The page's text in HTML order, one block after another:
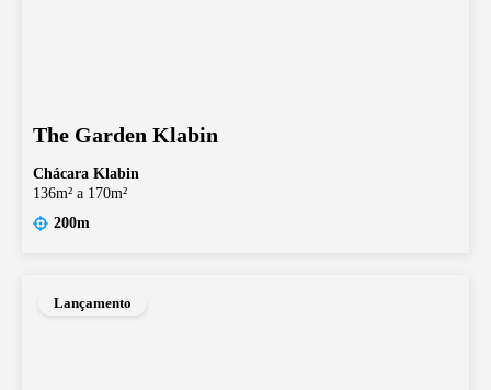
The Garden Klabin
Chácara Klabin
136m² a 170m²
200m
Lançamento